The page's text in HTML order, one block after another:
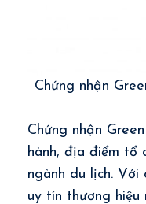
Chứng nhận
Chứng nhận
hành, địa điểm tổ
ngành du lịch. Với
uy tín thương hiệu